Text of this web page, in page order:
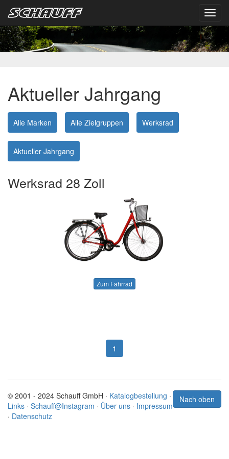
Aktueller Jahrgang
Alle Marken Alle Zielgruppen Werksrad
Aktueller Jahrgang
Werksrad 28 Zoll
Zum Fahrrad
1
Nach oben
© 2001 - 2024 Schauff GmbH · Katalogbestellung ·
Links · Schauff@Instagram · Über uns · Impressum
· Datenschutz